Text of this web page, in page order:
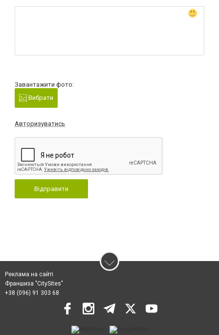
Завантажити фото:
Вибрати
Авторизуватись
Відправити
Реклама на сайті
Франшиза "CitySites"
+38 (096) 91 303 68